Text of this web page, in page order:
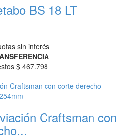
BS 18 LT
sin interés
$ 467.798
Craftsman con